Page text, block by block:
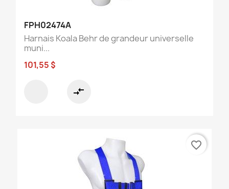
FPH02474A
Harnais Koala Behr de grandeur universelle
muni...
101,55 $
compare_arrows
favorite_border